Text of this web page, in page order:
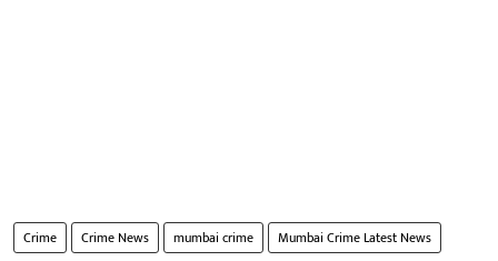
Crime Crime News mumbai crime
Mumbai Crime Latest News